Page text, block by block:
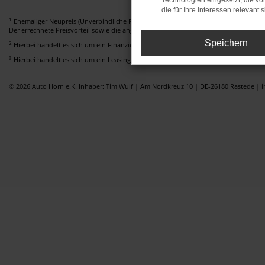
1 Ehemaliger Neupreis (Unverbindliche Preisempfehlung des Herstellers am Tag der
Der errechnete Preisvorteil sowie die angegebene Ersparnis errechnet sich
2 Hierbei handelt es sich um ein Finanzierungs-Angebot. Preise sind Bruttopreise.
3 Hierbei handelt es sich um ein Leasing-Angebot. Preise sind Bruttopreise. Irrtümer
© 2026 Auto Horn e.K. Inhaber: Tim Wulf | Am Nordkreuz 10 | DE-26180 Rastede |
die für Ihre Interessen relevant
Speichern